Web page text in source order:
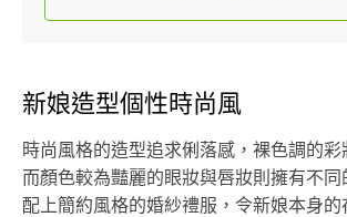
新娘造型個性時尚風
時尚風格的造型追求俐落感，裸色調的彩
而顏色較為豔麗的眼妝與唇妝則擁有不
配上簡約風格的婚紗禮服，令新娘本身的